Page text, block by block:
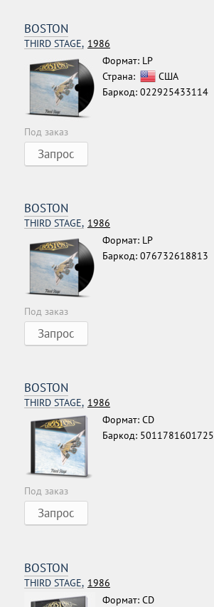
BOSTON
THIRD STAGE, 1986
Формат: LP
Страна:
США
Баркод: 022925433114
Под заказ
Запрос
BOSTON
THIRD STAGE, 1986
Формат: LP
Баркод: 076732618813
Под заказ
Запрос
BOSTON
THIRD STAGE, 1986
Формат: CD
Баркод: 5011781601725
Под заказ
Запрос
BOSTON
THIRD STAGE, 1986
Формат: CD